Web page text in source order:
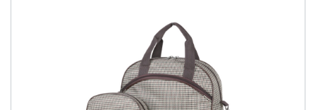
Чемоданы на колесах
Чемоданы детские
Пилоты на колесах
Рюкзаки детские для детских
чемоданов